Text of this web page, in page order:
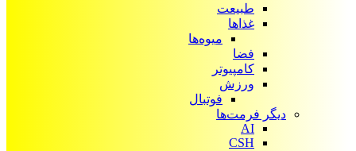
طبیعت
غذاها
میوه‌ها
فضا
کامپیوتر
ورزش
فوتبال
دیگر فرمت‌ها
AI
CSH